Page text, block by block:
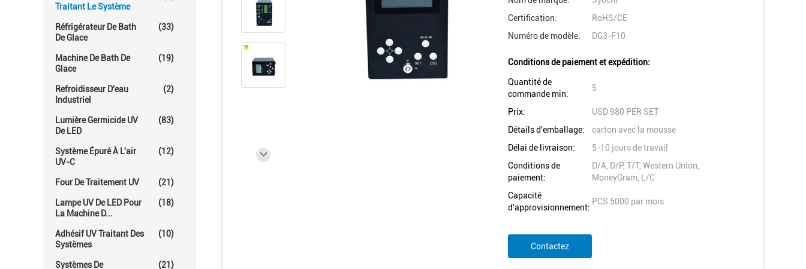
Traitant Le Système
Réfrigérateur De Bath
De Glace
(33)
Machine De Bath De
Glace
(19)
Refroidisseur D'eau
Industriel
(2)
Lumière Germicide UV
De LED
(83)
Système Épuré À L'air
UV-C
(12)
Four De Traitement UV (21)
Lampe UV De LED Pour
La Machine D...
(18)
Adhésif UV Traitant Des
Systèmes
(10)
Systèmes De
(21)
Certification:
RoHS/CE
Numéro de modèle:
DG3-F10
Conditions de paiement et expédition:
Quantité de
commande min:
5
Prix:
USD 980 PER SET
Détails d'emballage:
carton avec la mousse
Délai de livraison:
5-10 jours de travail
Conditions de
paiement:
D/A, D/P, T/T, Western Union,
MoneyGram, L/C
Capacité
d'approvisionnement:
PCS 5000 par mois
Contactez